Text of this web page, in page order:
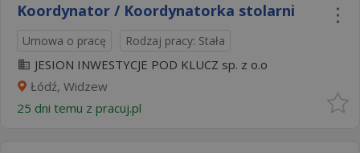
Koordynator / Koordynatorka stolarni
Umowa o pracę Rodzaj pracy: Stała
JESION INWESTYCJE POD KLUCZ sp. z o.o
Łódź, Widzew
25 dni temu z pracuj.pl